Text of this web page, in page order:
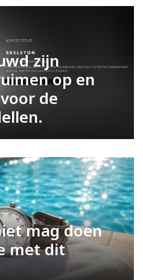
zijn
op en
de
mag doen
met dit